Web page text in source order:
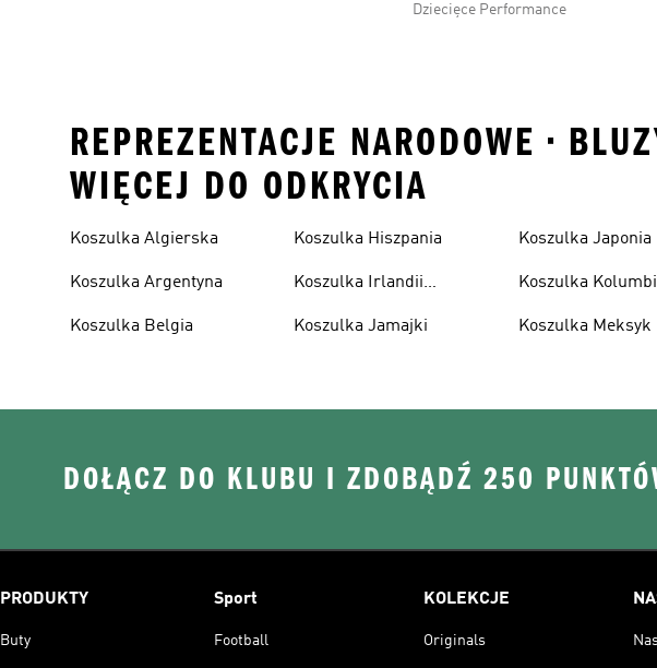
Dziecięce Performance
REPREZENTACJE NARODOWE •
WIĘCEJ DO ODKRYCIA
Koszulka Algierska
Koszulka Argentyna
Koszulka Belgia
Koszulka Hiszpania
Koszulka Irlandii
Koszulka Jamajki
Koszulka Japonia
Koszulka
Koszulka Meksyk
DOŁĄCZ DO KLUBU I ZDOBĄDŹ 250
PRODUKTY
Buty
Sport
Football
KOLEKCJE
Originals